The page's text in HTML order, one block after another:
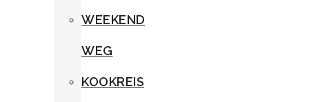
WEEKEND
WEG
KOOKREIS